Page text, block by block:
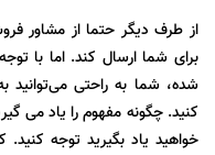
از طرف دیگر حتما از مشاور
برای شما ارسال کند. اما با
شده، شما به راحتی
کنید. چگونه مفهوم را یاد می
خواهید یاد بگیرید توجه کنید.